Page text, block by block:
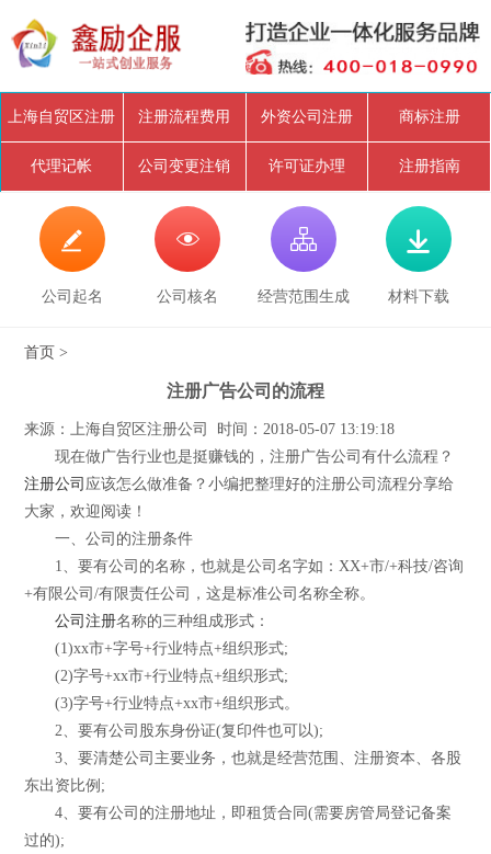
上海自贸区注册 注册流程费用 外资公司注册 商标注册
代理记帐 公司变更注销 许可证办理 注册指南

公司起名

公司核名

经营范围生成

材料下载
首页 >
注册广告公司的流程
来源：上海自贸区注册公司 时间：2018-05-07 13:19:18
现在做广告行业也是挺赚钱的，注册广告公司有什么流程？
注册公司 应该怎么做准备？小编把整理好的注册公司流程分享给
大家，欢迎阅读！
一、公司的注册条件
1、要有公司的名称，也就是公司名字如：XX+市/+科技/咨询
+有限公司/有限责任公司，这是标准公司名称全称。
公司注册名称的三种组成形式：
(1)xx市+字号+行业特点+组织形式;
(2)字号+xx市+行业特点+组织形式;
(3)字号+行业特点+xx市+组织形式。
2、要有公司股东身份证(复印件也可以);
3、要清楚公司主要业务，也就是经营范围、注册资本、各股
东出资比例;
4、要有公司的注册地址，即租赁合同(需要房管局登记备案
过的);